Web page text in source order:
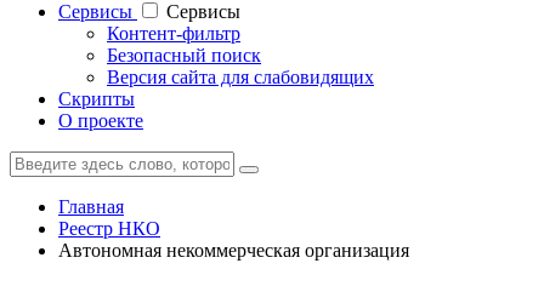
Cервисы
Cервисы
Контент-фильтр
Безопасный поиск
Версия сайта для слабовидящих
Скрипты
О проекте
Главная
Реестр НКО
Автономная некоммерческая организация